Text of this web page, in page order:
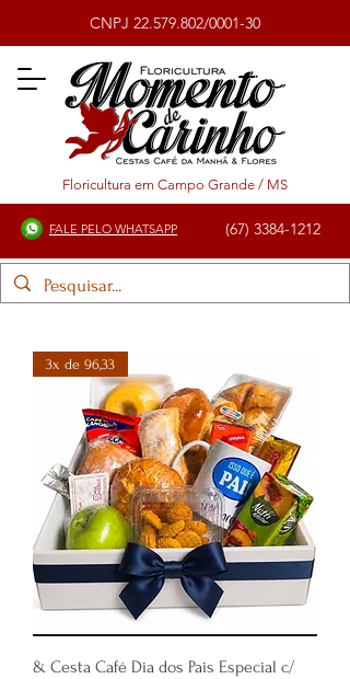
CNPJ 22.579.802/0001-30
FALE PELO WHATSAPP (67) 3384-1212
Floricultura em Campo Grande / MS
3x de 96,33
& Cesta Café Dia dos Pais Especial c/